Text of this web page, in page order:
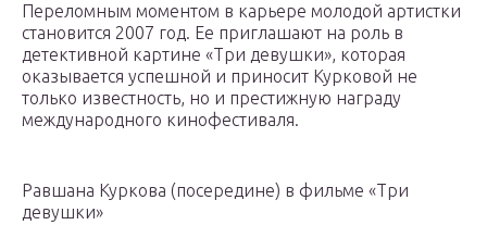
Переломным моментом в карьере молодой артистки
становится 2007 год. Ее приглашают на роль в
детективной картине «Три девушки», которая
оказывается успешной и приносит Курковой не
только известность, но и престижную награду
международного кинофестиваля.
Равшана Куркова (посередине) в фильме «Три
девушки»